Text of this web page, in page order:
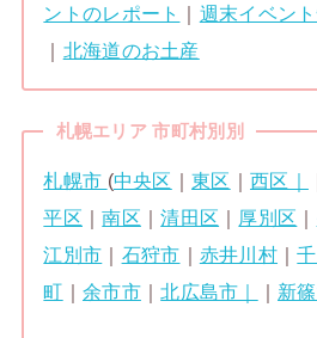
ントのレポート
｜ 週末イベン
｜ 北海道のお土産
札幌エリア 市町村別別
札幌市 (中央区 ｜東区 ｜西区｜
平区 ｜南区 ｜清田区 ｜ 厚別区 ｜
江別市 ｜ 石狩市 ｜ 赤井川村 ｜
町 ｜ 余市市｜北広島市｜ ｜ 新